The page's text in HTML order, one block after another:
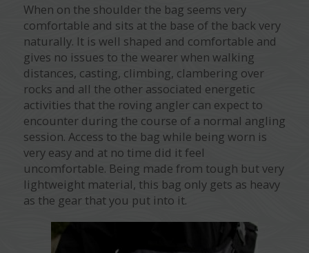
When on the shoulder the bag seems very
comfortable and sits at the base of the back very
naturally. It is well shaped and comfortable and
gives no issues to the wearer when walking
distances, casting, climbing, clambering over
rocks and all the other associated energetic
activities that the roving angler can expect to
encounter during the course of a normal angling
session. Access to the bag while being worn is
very easy and at no time did it feel
uncomfortable. Being made from tough but very
lightweight material, this bag only gets as heavy
as the gear that you put into it.